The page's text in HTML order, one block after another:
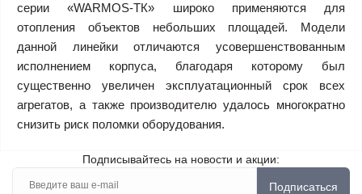
серии «WARMOS-TК» широко применяются для
отопления объектов небольших площадей. Модели
данной линейки отличаются усовершенствованным
исполнением корпуса, благодаря которому был
существенно увеличен эксплуатационный срок всех
агрегатов, а также производителю удалось многократно
снизить риск поломки оборудования.
Подписывайтесь на новости и акции:
Подписаться